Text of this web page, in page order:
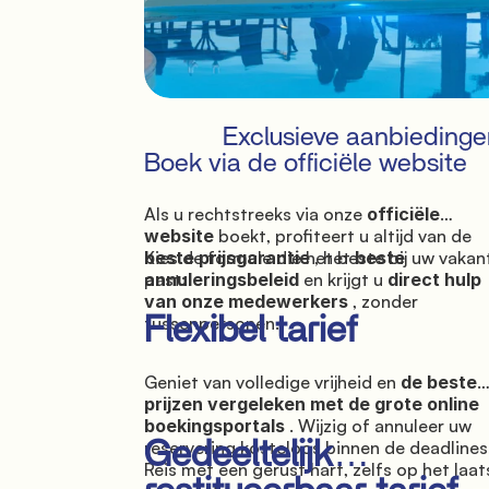
Boek via de officiële website
Als u rechtstreeks via onze officiële
website boekt, profiteert u altijd van de
beste prijsgarantie, hetbeste
annuleringsbeleid en krijgt u direct hulp
van onze medewerkers, zonder
tussenpersonen.
Kies de formule die het beste bij uw
past:
Flexibel tarief
Geniet van volledige vrijheid en de beste
prijzen vergeleken met de grote online
boekingsportals . Wijzig of annuleer uw
reservering kosteloos binnen de
Reis met een gerust hart, zelfs op het
Gedeeltelijk